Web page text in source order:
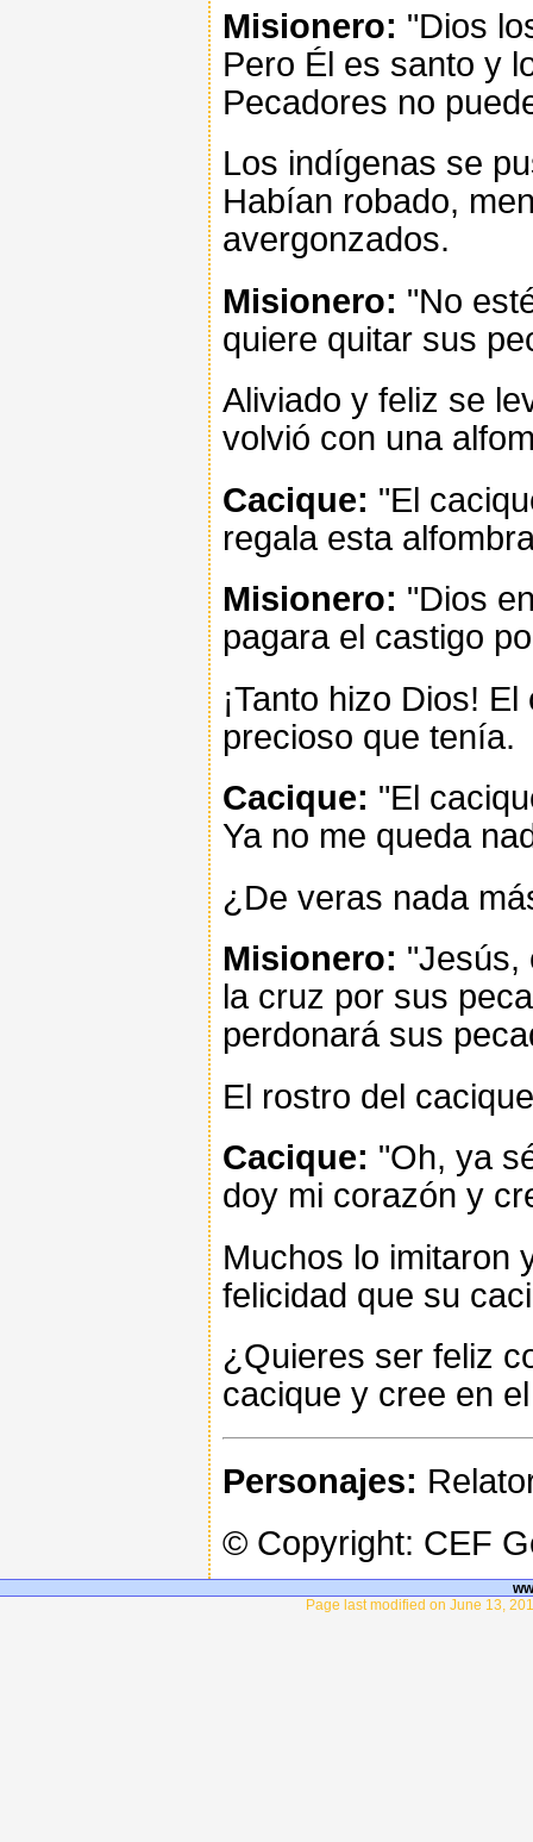
Misionero: "Dios
Pero Él es santo y
Pecadores no
Los indígenas se
Habían robado,
avergonzados.
Misionero: "No
quiere quitar sus
Aliviado y feliz se
volvió con una
Cacique: "El
regala esta
Misionero: "Dios
pagara el castigo
¡Tanto hizo Dios!
precioso que tenía.
Cacique: "El
Ya no me queda
¿De veras nada
Misionero: "Jesús,
la cruz por sus
perdonará sus
El rostro del
Cacique: "Oh, ya
doy mi corazón y
Muchos lo imitaron
felicidad que su
¿Quieres ser feliz
cacique y cree en
Personajes:
© Copyright: CEF
Page last modified on June 13,